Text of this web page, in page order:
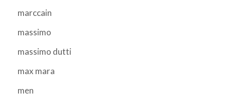
marccain
massimo
massimo dutti
max mara
men